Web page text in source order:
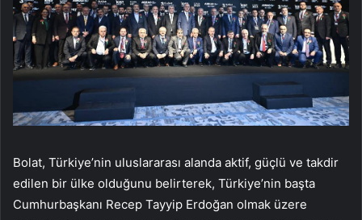
Bolat, Türkiye’nin uluslararası alanda aktif, güçlü ve takdir
edilen bir ülke olduğunu belirterek, Türkiye’nin başta
Cumhurbaşkanı Recep Tayyip Erdoğan olmak üzere